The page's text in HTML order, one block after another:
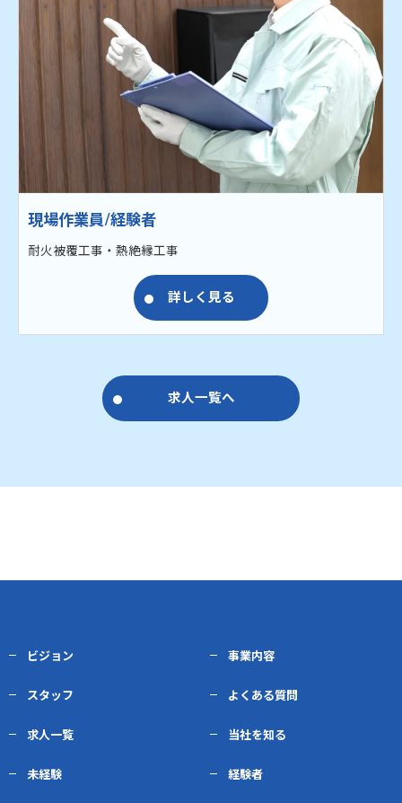
現場作業員/経験者
耐火被覆工事・熱絶縁工事
詳しく見る
求人一覧へ
ビジョン 事業内容
スタッフ よくある質問
求人一覧 当社を知る
未経験 経験者